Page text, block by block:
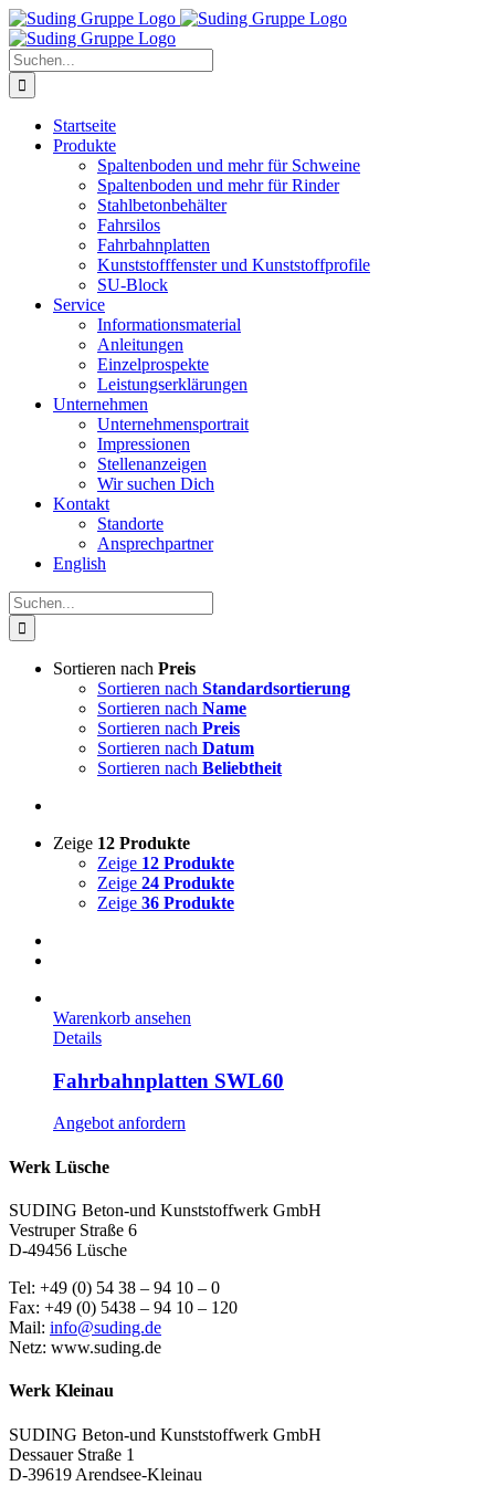
Zum
Inhalt
springen
Suche
nach:
Startseite
Produkte
Spaltenboden und mehr für Schweine
Spaltenboden und mehr für Rinder
Stahlbetonbehälter
Fahrsilos
Fahrbahnplatten
Kunststofffenster und Kunststoffprofile
SU-Block
Service
Informationsmaterial
Anleitungen
Einzelprospekte
Leistungserklärungen
Unternehmen
Unternehmensportrait
Impressionen
Stellenanzeigen
Wir suchen Dich
Kontakt
Standorte
Ansprechpartner
English
Suche
nach:
Sortieren nach Preis
Sortieren nach Standardsortierung
Sortieren nach Name
Sortieren nach Preis
Sortieren nach Datum
Sortieren nach Beliebtheit
Zeige 12 Produkte
Zeige 12 Produkte
Zeige 24 Produkte
Zeige 36 Produkte
Warenkorb ansehen
Details
Fahrbahnplatten SWL60
Angebot anfordern
Werk Lüsche
SUDING Beton-und Kunststoffwerk GmbH
Vestruper Straße 6
D-49456 Lüsche
Tel: +49 (0) 54 38 – 94 10 – 0
Fax: +49 (0) 5438 – 94 10 – 120
Mail: info@suding.de
Netz: www.suding.de
Werk Kleinau
SUDING Beton-und Kunststoffwerk GmbH
Dessauer Straße 1
D-39619 Arendsee-Kleinau